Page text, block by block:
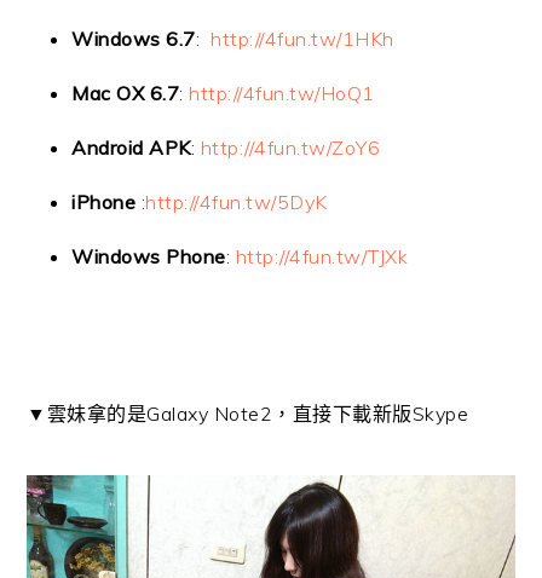
Windows 6.7: http://4fun.tw/1HKh
Mac OX 6.7: http://4fun.tw/HoQ1
Android APK: http://4fun.tw/ZoY6
iPhone :http://4fun.tw/5DyK
Windows Phone: http://4fun.tw/TJXk
▼雲妹拿的是Galaxy Note2，直接下載新版Skype